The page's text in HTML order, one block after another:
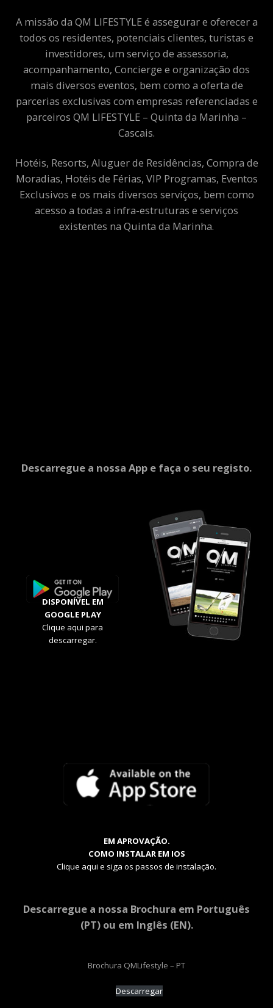
A missão da QM LIFESTYLE é assegurar e oferecer a
todos os residentes, potenciais clientes, turistas e
investidores, um serviço de assessoria,
acompanhamento, Concierge e organização dos
mais diversos eventos, bem como a oferta de
parcerias exclusivas com empresas referenciadas e
parceiros QM LIFESTYLE – Quinta da Marinha –
Cascais.
Hotéis, Resorts, Aluguer de Residências, Compra de
Moradias, Hotéis de Férias, VIP Programas, Eventos
Exclusivos e os mais diversos serviços, bem como
acesso a todas a infra-estruturas e serviços
existentes na Quinta da Marinha.
Descarregue a nossa App e faça o seu registo.
DISPONÍVEL EM
GOOGLE PLAY
Clique aqui para
descarregar.
EM APROVAÇÃO.
COMO INSTALAR EM IOS
Clique aqui e siga os passos de instalação.
Descarregue a nossa Brochura em Português
(PT) ou em Inglês (EN).
Brochura QMLifestyle – PT
Descarregar